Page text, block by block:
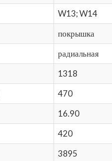
W13; W14
покрышка
радиальная
1318
470
16.90
420
3895